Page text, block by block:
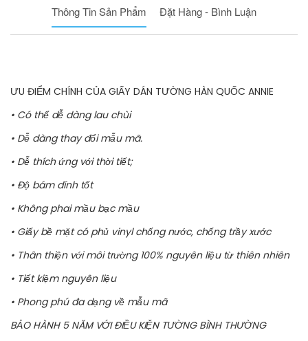
Thông Tin Sản Phẩm Đặt Hàng - Bình Luận
ƯU ĐIỂM CHÍNH CỦA GIẤY DÁN TƯỜNG HÀN QUỐC ANNIE
• Có thể dễ dàng lau chùi
• Dễ dàng thay đổi mẫu mã.
• Dễ thích ứng với thời tiết;
• Độ bám dính tốt
• Không phai mầu bạc mầu
• Giấy bề mặt có phủ vinyl chống nước, chống trầy xước
• Thân thiện với môi trường 100% nguyên liệu từ thiên nhiên
• Tiết kiệm nguyên liệu
• Phong phú đa dạng về mẫu mã
BẢO HÀNH 5 NĂM VỚI ĐIỀU KIỆN TƯỜNG BÌNH THƯỜNG